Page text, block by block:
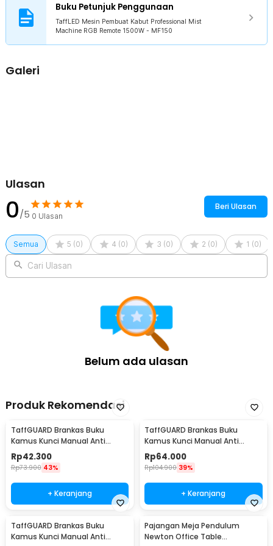
1 x Kabel Kontroler
1 x Kabel Daya EU Plug
1 x Remot Kontrol
1 x Panduan Penggunaan
Buku Petunjuk Penggunaan
TaffLED Mesin Pembuat Kabut Professional Mist
Machine RGB Remote 1500W - MF150
Galeri
Ulasan
0/5 0 Ulasan
Beri Ulasan
Semua 5 (0) 4 (0) 3 (0) 2 (0) 1 (0)
Cari Ulasan
Belum ada ulasan
Produk Rekomendasi
TaffGUARD Brankas Buku
Kamus Kunci Manual Anti
Maling Hidden Safe Box Kecil -
KB-10L
Rp42.300
Rp73.900 43%
+ Keranjang
TaffGUARD Brankas Buku
Kamus Kunci Manual Anti
Maling Hidden Safe Box Sedang
- KB-10L
Rp64.000
Rp104.900 39%
+ Keranjang
TaffGUARD Brankas Buku
Kamus Kunci Manual Anti
Pajangan Meja Pendulum
Newton Office Table